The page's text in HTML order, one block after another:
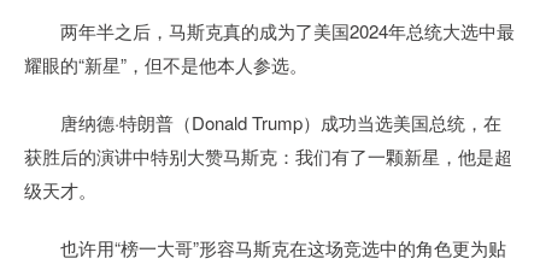
两年半之后，马斯克真的成为了美国2024年总统大选中最
耀眼的“新星”，但不是他本人参选。
唐纳德·特朗普（Donald Trump）成功当选美国总统，在
获胜后的演讲中特别大赞马斯克：我们有了一颗新星，他是超
级天才。
也许用“榜一大哥”形容马斯克在这场竞选中的角色更为贴